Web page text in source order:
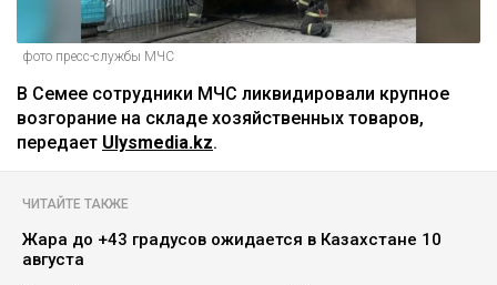
фото пресс-службы МЧС
В Семее сотрудники МЧС ликвидировали крупное
возгорание на складе хозяйственных товаров,
передает Ulysmedia.kz.
ЧИТАЙТЕ ТАКЖЕ
Жара до +43 градусов ожидается в Казахстане 10
августа